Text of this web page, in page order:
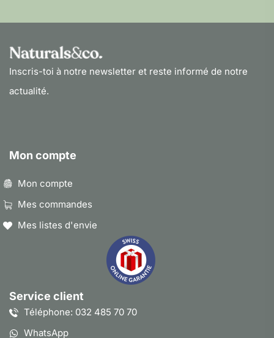
Inscris-toi à notre newsletter et reste informé de notre
actualité.
Mon compte
Mon compte
Mes commandes
Mes listes d'envie
Service client
Téléphone: 032 485 70 70
WhatsApp